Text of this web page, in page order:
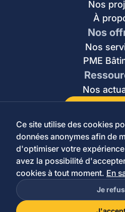
Ce site utilise des cookies
données anonymes afin de
d'optimiser votre
avez la possibilité
cookies à tout moment. En
Je
Nos
À
Nos
Nos
PME
Nos
© 2026
Gestion des
Mentions
Politique de